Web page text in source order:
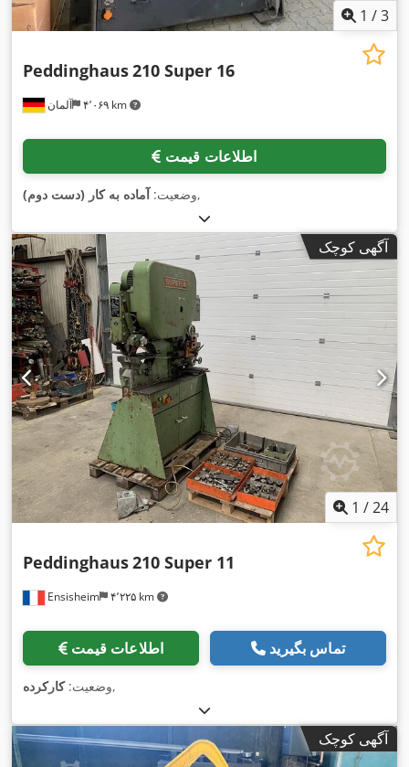
1 /3
آلمان ۴٬۰۶۹ km
Peddinghaus210 Super 16
اطلاعات قیمت
وضعیت:آماده به کار (دست دوم) ,
آگهی کوچک
1 /24
Ensisheim ۴٬۲۲۵ km
Peddinghaus210 Super 11
اطلاعات قیمت تماس بگیرید
وضعیت:کارکرده ,
آگهی کوچک